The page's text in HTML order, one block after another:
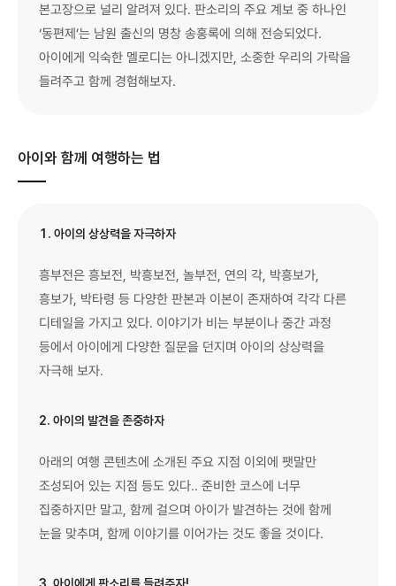
본고장으로 널리 알려져 있다. 판소리의 주요 계보 중 하나인
‘동편제’는 남원 출신의 명창 송홍록에 의해 전승되었다.
아이에게 익숙한 멜로디는 아니겠지만, 소중한 우리의 가락을
들려주고 함께 경험해보자.
아이와 함께 여행하는 법
1. 아이의 상상력을 자극하자
흥부전은 흥보전, 박흥보전, 놀부전, 연의 각, 박흥보가,
흥보가, 박타령 등 다양한 판본과 이본이 존재하여 각각 다른
디테일을 가지고 있다. 이야기가 비는 부분이나 중간 과정
등에서 아이에게 다양한 질문을 던지며 아이의 상상력을
자극해 보자.
2. 아이의 발견을 존중하자
아래의 여행 콘텐츠에 소개된 주요 지점 이외에 팻말만
조성되어 있는 지점 등도 있다.. 준비한 코스에 너무
집중하지만 말고, 함께 걸으며 아이가 발견하는 것에 함께
눈을 맞추며, 함께 이야기를 이어가는 것도 좋을 것이다.